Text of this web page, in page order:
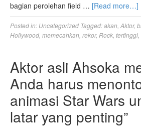
bagian perolehan field … [Read more…]
Posted in: Uncategorized Tagged:akan Aktor,
Hollywood memecahkan rekor, Rock tertinggi
Aktor asli Ahsoka
Anda harus
animasi Star Wars
latar yang penting”